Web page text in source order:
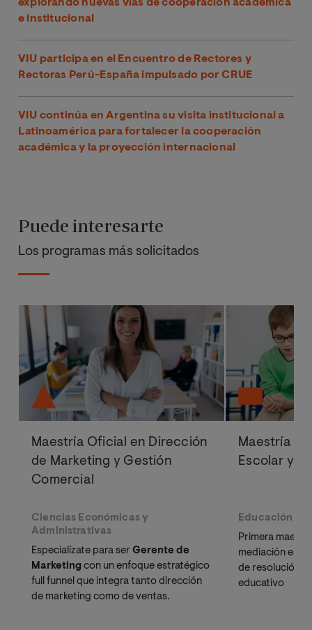
explorando nuevas vías de cooperación académica
e institucional
VIU participa en el Encuentro de Rectores y
Rectoras Perú-España impulsado por CRUE
VIU continúa en Argentina su visita institucional a
Latinoamérica para fortalecer la cooperación
académica y la proyección internacional
Puede interesarte
Los programas más solicitados
Maestría Oficial en Dirección
de Marketing y Gestión
Comercial
Ciencias Económicas y
Administrativas
Especialízate para serGerente de
Marketing con un enfoque estratégico
full funnel que integra tanto dirección
de marketing como de ventas.
Maestría
Escolar y
Educación
Primera
mediación
de resolución
educativo